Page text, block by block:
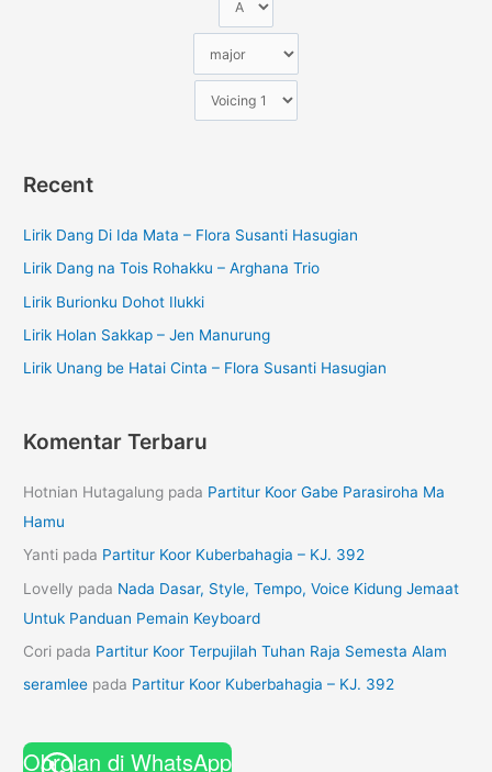
Recent
Lirik Dang Di Ida Mata – Flora Susanti Hasugian
Lirik Dang na Tois Rohakku – Arghana Trio
Lirik Burionku Dohot Ilukki
Lirik Holan Sakkap – Jen Manurung
Lirik Unang be Hatai Cinta – Flora Susanti Hasugian
Komentar Terbaru
Hotnian Hutagalung pada Partitur Koor Gabe Parasiroha Ma
Hamu
Yanti pada Partitur Koor Kuberbahagia – KJ. 392
Lovelly pada Nada Dasar, Style, Tempo, Voice Kidung Jemaat
Untuk Panduan Pemain Keyboard
Cori pada Partitur Koor Terpujilah Tuhan Raja Semesta Alam
seramlee pada Partitur Koor Kuberbahagia – KJ. 392
Obrolan di WhatsApp